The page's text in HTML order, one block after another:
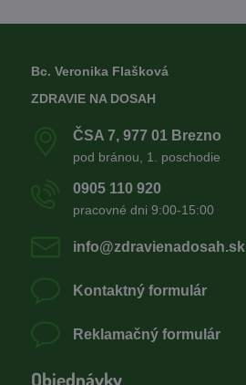
Bc. Veronika Flašková
ZDRAVIE NA DOSAH
ČSA 7, 977 01 Brezno
pod bránou, 1. poschodie
0905 110 920
pracovné dni 9:00-15:00
info​@zdravienadosah​.sk
Kontaktný formulár
Reklamačný formulár
Objednávky